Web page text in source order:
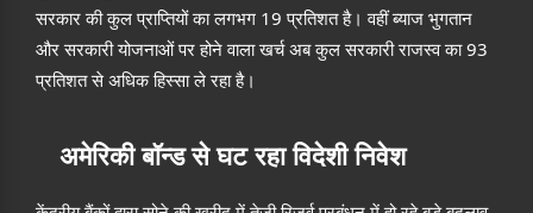
सरकार की कुल प्राप्तियों का लगभग 19 प्रतिशत है। वहीं ब्याज भुगतान
और सरकारी योजनाओं पर होने वाला खर्च अब कुल सरकारी राजस्व का 93
प्रतिशत से अधिक हिस्सा ले रहा है।
अमेरिकी बॉन्ड से घट रहा विदेशी निवेश